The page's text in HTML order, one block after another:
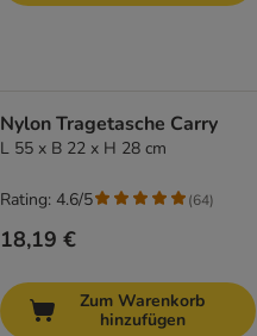
Nylon Tragetasche Carry
L 55 x B 22 x H 28 cm
18,19 €
Rating: 4.6/5 (64)
Zum Warenkorb
hinzufügen